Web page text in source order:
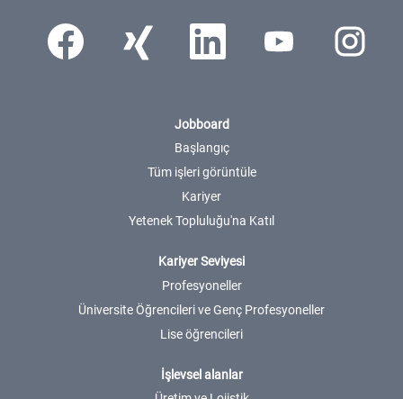
Yeni sekmede açılır.Yeni sekmede açılır.Yeni sekmede açılır.Yeni sekmede açılır.
Yeni
Jobboard
Başlangıç
Tüm işleri görüntüle
Kariyer
Yetenek Topluluğu'na Katıl
Kariyer Seviyesi
Profesyoneller
Üniversite Öğrencileri ve Genç Profesyoneller
Lise öğrencileri
İşlevsel alanlar